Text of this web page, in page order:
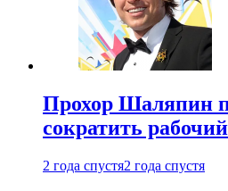
Прохор Шаляпин
сократить
2 года спустя2 года спустя